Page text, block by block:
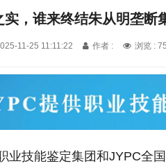
实，谁来终结朱从明垄断
11-25 11:11:22 作者 : 浏览 :
业技能鉴定集团和JYPC全